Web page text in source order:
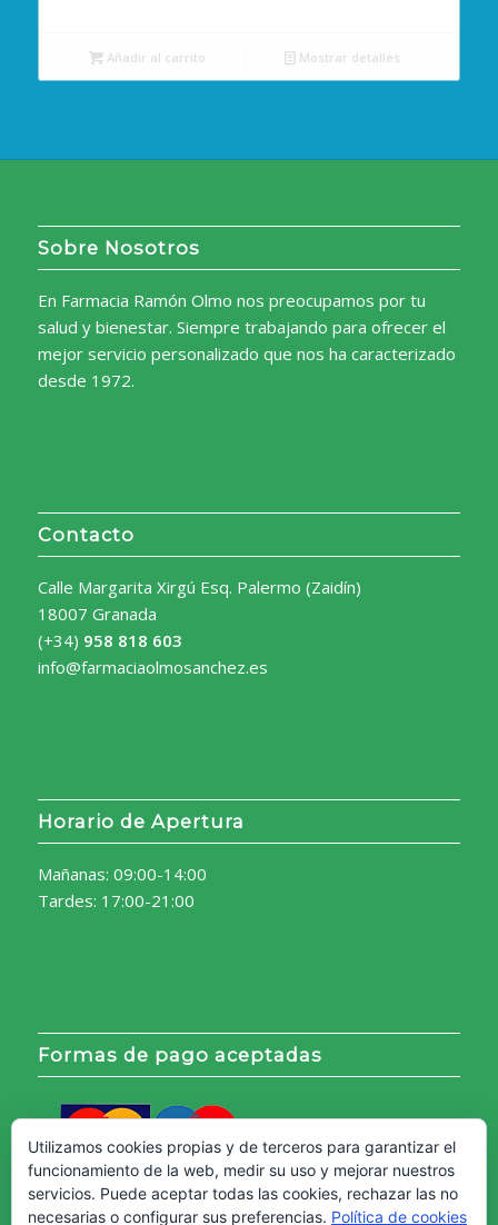
Añadir al carrito Mostrar detalles
Sobre Nosotros
En Farmacia Ramón Olmo nos preocupamos por tu
salud y bienestar. Siempre trabajando para ofrecer el
mejor servicio personalizado que nos ha caracterizado
desde 1972.
Contacto
Calle Margarita Xirgú Esq. Palermo (Zaidín)
18007 Granada
(+34) 958 818 603
info@farmaciaolmosanchez.es
Horario de Apertura
Mañanas: 09:00-14:00
Tardes: 17:00-21:00
Formas de pago aceptadas
Utilizamos cookies propias y de terceros para garantizar el
funcionamiento de la web, medir su uso y mejorar nuestros
servicios. Puede aceptar todas las cookies, rechazar las no
necesarias o configurar sus preferencias. Política de cookies